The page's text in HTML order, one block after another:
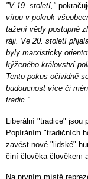
"V 19. století,"
vírou v pokrok
tažení vědy postupné
ráji. Ve 20. století
byly marxisticky
kýženého království
Tento pokus očividně
budoucnost více či
tradic."
Liberální "tradice" jsou
Popíráním "tradičních
zavést nové "lidské"
činí člověka člověkem
Na prvním místě